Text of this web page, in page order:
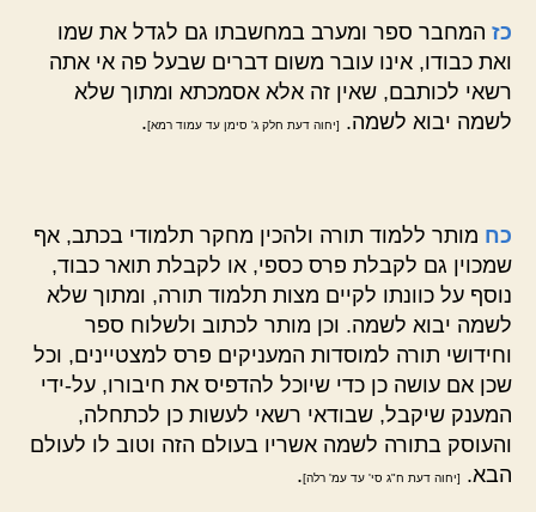
כז המחבר ספר ומערב במחשבתו גם לגדל את שמו
ואת כבודו, אינו עובר משום דברים שבעל פה אי אתה
רשאי לכותבם, שאין זה אלא אסמכתא ומתוך שלא
לשמה יבוא לשמה.
[יחוה דעת חלק ג' סימן עד עמוד רמא].
כח מותר ללמוד תורה ולהכין מחקר תלמודי בכתב, אף
שמכוין גם לקבלת פרס כספי, או לקבלת תואר כבוד,
נוסף על כוונתו לקיים מצות תלמוד תורה, ומתוך שלא
לשמה יבוא לשמה. וכן מותר לכתוב ולשלוח ספר
וחידושי תורה למוסדות המעניקים פרס למצטיינים, וכל
שכן אם עושה כן כדי שיוכל להדפיס את חיבורו, על-ידי
המענק שיקבל, שבודאי רשאי לעשות כן לכתחלה,
והעוסק בתורה לשמה אשריו בעולם הזה וטוב לו לעולם
הבא.
[יחוה דעת ח"ג סי' עד עמ' רלה].